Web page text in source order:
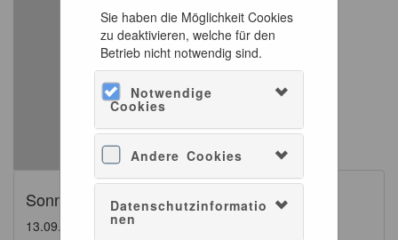
Sie haben die Möglichkeit Cookies
zu deaktivieren, welche für den
Betrieb nicht notwendig sind.
Notwendige
Cookies
Andere Cookies
Datenschutzinformatio
nen
Sonntagsmatinée
13.09.2026 - 11:00